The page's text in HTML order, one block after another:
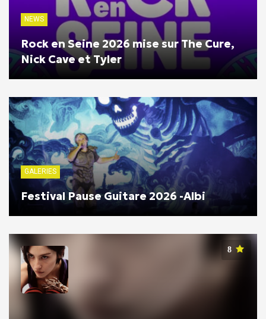
NEWS
Rock en Seine 2026 mise sur The Cure,
Nick Cave et Tyler
GALERIES
Festival Pause Guitare 2026 -Albi
8